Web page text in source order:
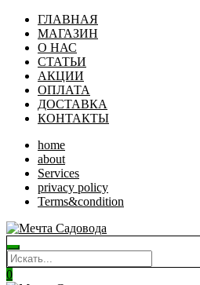
ГЛАВНАЯ
МАГАЗИН
О НАС
СТАТЬИ
АКЦИИ
ОПЛАТА
ДОСТАВКА
КОНТАКТЫ
home
about
Services
privacy policy
Terms&condition
0